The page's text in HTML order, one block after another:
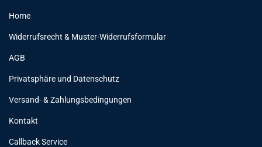
Home
Widerrufsrecht & Muster-Widerrufsformular
AGB
Privatsphäre und Datenschutz
Versand- & Zahlungsbedingungen
Kontakt
Callback Service